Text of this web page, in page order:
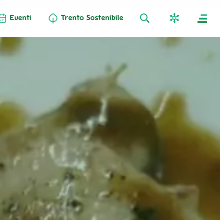
Eventi Trento Sostenibile